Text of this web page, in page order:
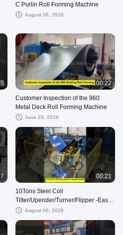
C Purlin Roll Forming Machine
August 06, 2026
00:22
Customer Inspection of the 960
Metal Deck Roll Forming Machine
June 29, 2026
00:21
10Tons Steel Coil
Tilter/Upender/Turner/Flipper -Easy
Operation, Stable & Reliable
August 06, 2026